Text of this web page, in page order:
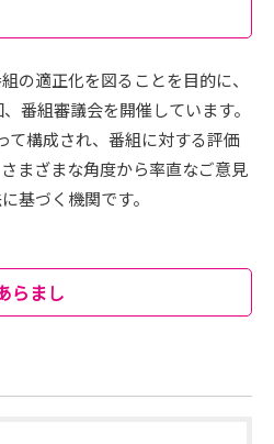
の適正化を図ることを目的に、
番組審議会を開催しています。
て構成され、番組に対する評価
まざまな角度から率直なご意見
基づく機関です。
らまし